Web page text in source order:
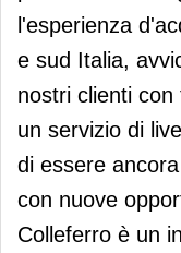
l'esperienza
e sud Italia,
nostri clienti
un servizio di
di essere
con nuove
Colleferro è un